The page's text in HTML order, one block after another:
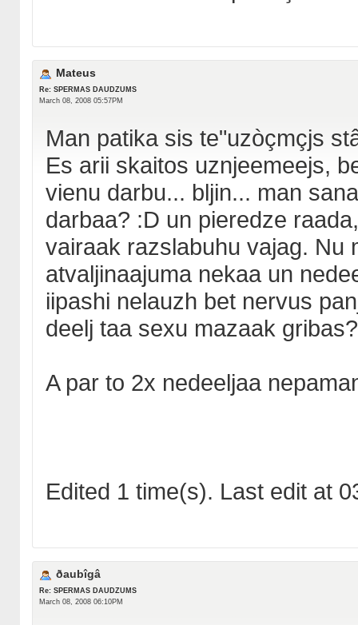
Mateus
Re: SPERMAS DAUDZUMS
March 08, 2008 05:57PM
Man patika sis te"uzòçmçjs
Es arii skaitos uznjeemeejs,
vienu darbu... bljin... man
darbaa? :D un pieredze
vairaak razslabuhu vajag. Nu
atvaljinaajuma nekaa un
iipashi nelauzh bet nervus
deelj taa sexu mazaak
A par to 2x nedeeljaa
Edited 1 time(s). Last edit at
ðaubîgâ
Re: SPERMAS DAUDZUMS
March 08, 2008 06:10PM